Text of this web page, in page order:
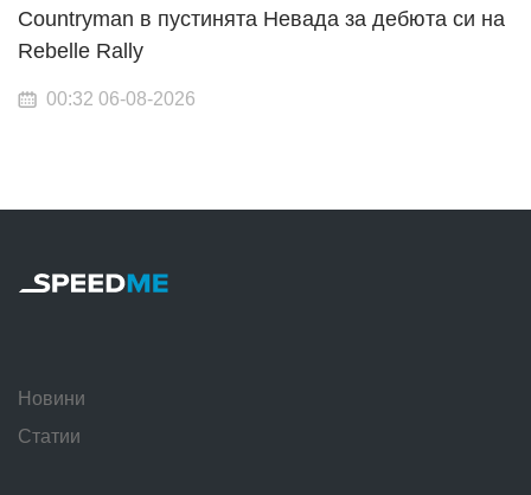
Countryman в пустинята Невада за дебюта си на
Rebelle Rally
00:32 06-08-2026
Новини
Статии